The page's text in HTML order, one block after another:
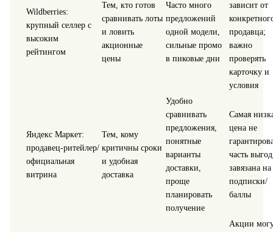
Wildberries:
крупный селлер с
высоким
рейтингом
Тем, кто готов
сравнивать лоты
и ловить
акционные
цены
Часто много
предложений
одной модели,
сильные промо
в пиковые дни
зависит от
продавца;
важно
проверять
карточку и
условия
Яндекс Маркет:
продавец‑ритейлер/
официальная
витрина
Тем, кому
критичны сроки
и удобная
доставка
Удобно
сравнивать
предложения,
понятные
варианты
доставки,
проще
планировать
получение
Самая
цена не
часть выгод
завязана на
подписки/
баллы
Акции